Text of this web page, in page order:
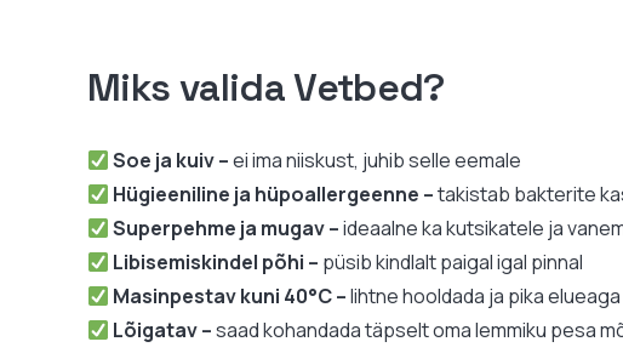
Miks valida Vetbed?
Soe ja kuiv –ei ima niiskust, juhib selle eemale
Hügieeniline ja hüpoallergeenne –takistab bakterite
Superpehme ja mugav –ideaalne ka kutsikatele ja
Libisemiskindel põhi – püsib kindlalt paigal igal pinnal
Masinpestav kuni 40°C –lihtne hooldada ja pika elueaga
Lõigatav –saad kohandada täpselt oma lemmiku pesa